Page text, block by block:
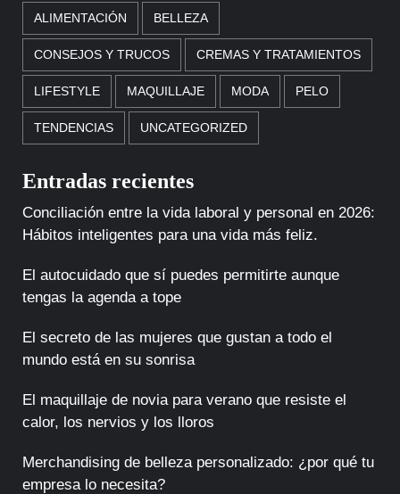
ALIMENTACIÓN BELLEZA
CONSEJOS Y TRUCOS CREMAS Y TRATAMIENTOS
LIFESTYLE MAQUILLAJE MODA PELO
TENDENCIAS UNCATEGORIZED
Entradas recientes
Conciliación entre la vida laboral y personal en 2026:
Hábitos inteligentes para una vida más feliz.
El autocuidado que sí puedes permitirte aunque
tengas la agenda a tope
El secreto de las mujeres que gustan a todo el
mundo está en su sonrisa
El maquillaje de novia para verano que resiste el
calor, los nervios y los lloros
Merchandising de belleza personalizado: ¿por qué tu
empresa lo necesita?